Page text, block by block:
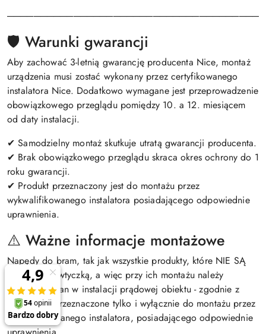
🛡️ Warunki gwarancji
Aby zachować 3-letnią gwarancję producenta Nice, montaż
urządzenia musi zostać wykonany przez certyfikowanego
instalatora Nice. Dodatkowo wymagane jest przeprowadzenie
obowiązkowego przeglądu pomiędzy 10. a 12. miesiącem
od daty instalacji.
✔ Samodzielny montaż skutkuje utratą gwarancji producenta.
✔ Brak obowiązkowego przeglądu skraca okres ochrony do 1
roku gwarancji.
✔ Produkt przeznaczony jest do montażu przez
wykwalifikowanego instalatora posiadającego odpowiednie
uprawnienia.
⚠️ Ważne informacje montażowe
Napędy do bram, tak jak wszystkie produkty, które NIE SĄ
zakończone wtyczką, a więc przy ich montażu należy
dokonać zmian w instalacji prądowej obiektu - zgodnie z
prawem są przeznaczone tylko i wyłącznie do montażu przez
wykwalifikowanego instalatora, posiadającego odpowiednie